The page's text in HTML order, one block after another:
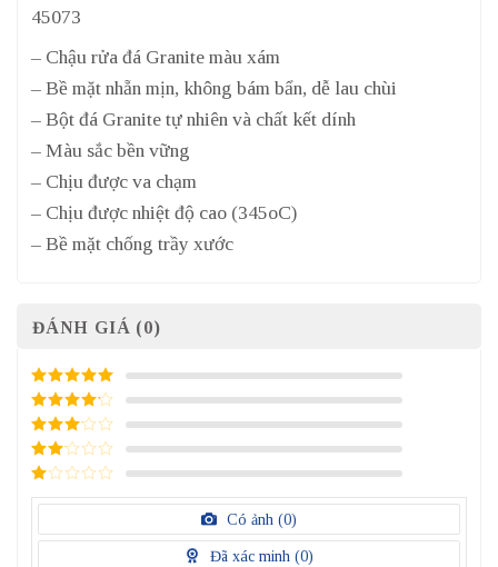
45073
– Chậu rửa đá Granite màu xám
– Bề mặt nhẵn mịn, không bám bẩn, dễ lau chùi
– Bột đá Granite tự nhiên và chất kết dính
– Màu sắc bền vững
– Chịu được va chạm
– Chịu được nhiệt độ cao (345oC)
– Bề mặt chống trầy xước
ĐÁNH GIÁ (0)
5/ 5 điểm
4/ 5
điểm
3/ 5
điểm
2/
điểm
1
điểm
Có ảnh (0)
Đã xác minh (0)